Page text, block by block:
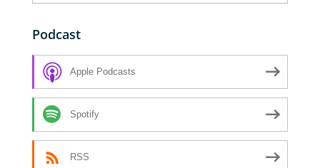
Podcast
Apple Podcasts
Spotify
RSS